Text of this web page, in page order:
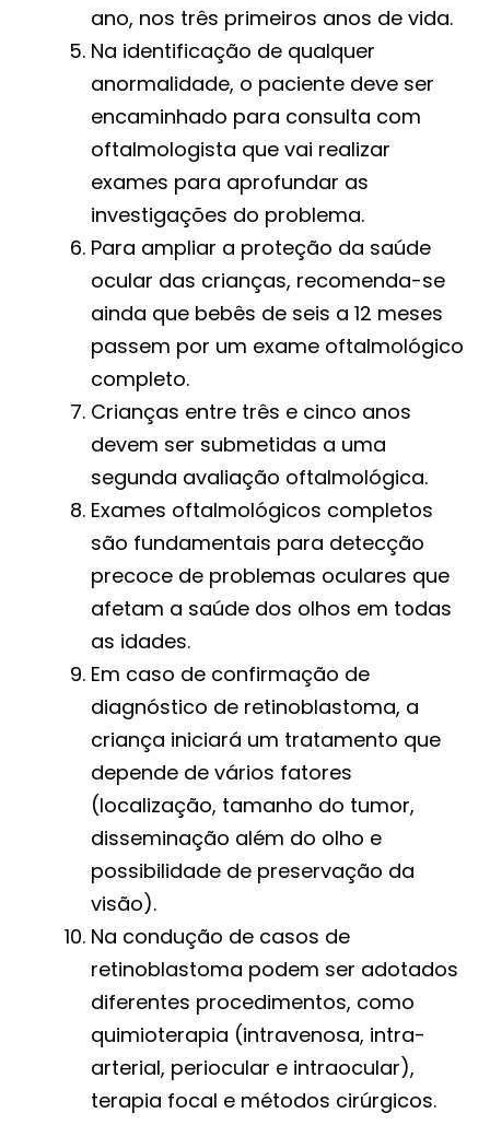
ano, nos três primeiros anos de vida.
Na identificação de qualquer
anormalidade, o paciente deve ser
encaminhado para consulta com
oftalmologista que vai realizar
exames para aprofundar as
investigações do problema.
Para ampliar a proteção da saúde
ocular das crianças, recomenda-se
ainda que bebês de seis a 12 meses
passem por um exame oftalmológico
completo.
Crianças entre três e cinco anos
devem ser submetidas a uma
segunda avaliação oftalmológica.
Exames oftalmológicos completos
são fundamentais para detecção
precoce de problemas oculares que
afetam a saúde dos olhos em todas
as idades.
Em caso de confirmação de
diagnóstico de retinoblastoma, a
criança iniciará um tratamento que
depende de vários fatores
(localização, tamanho do tumor,
disseminação além do olho e
possibilidade de preservação da
visão).
Na condução de casos de
retinoblastoma podem ser adotados
diferentes procedimentos, como
quimioterapia (intravenosa, intra-
arterial, periocular e intraocular),
terapia focal e métodos cirúrgicos.